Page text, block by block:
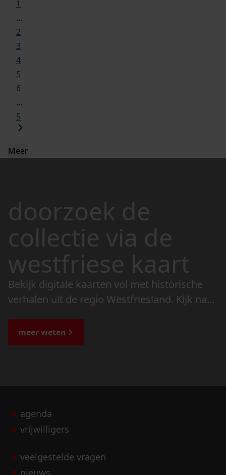
1
...
2
3
4
5
6
...
5
Meer
doorzoek de
collectie via de
westfriese kaart
Bekijk digitale kaarten vol met historische
verhalen uit de regio Westfriesland. Kijk naar
de bijzondere verhalen.
meer weten
agenda
vrijwilligers
veelgestelde vragen